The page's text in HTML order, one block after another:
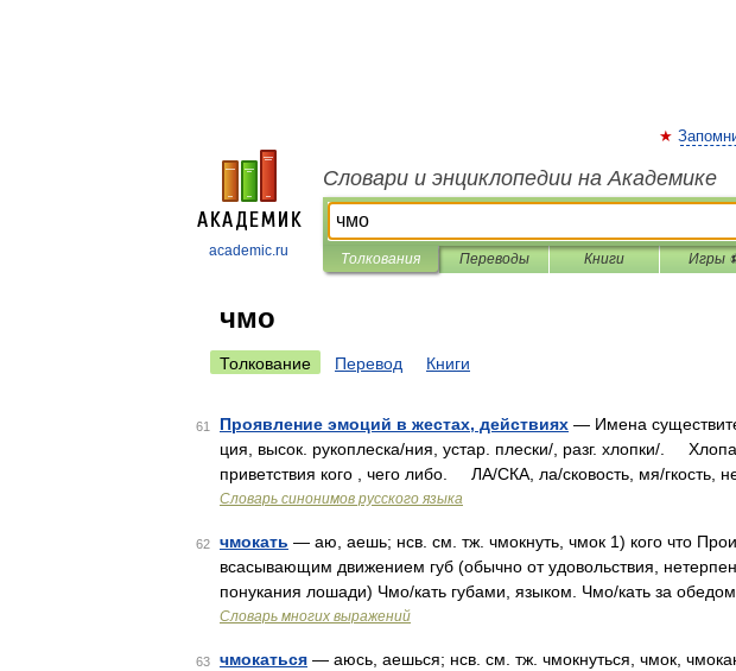
academic.ru
Словари и энциклопедии на Академике
Толкования Переводы Книги Игры
чмо
Толкование Перевод Книги
61 Проявление эмоций в жестах, действиях — Имена
ция, высок. рукоплеска/ния, устар. плески/, разг. хлопки/.
приветствия кого , чего либо. ЛА/СКА, ла/сковость, мя/гкость,
Словарь синонимов русского языка
62 чмокать — аю, аешь; нсв. см. тж. чмокнуть, чмок 1) кого что
всасывающим движением губ (обычно от удовольствия,
понукания лошади) Чмо/кать губами, языком. Чмо/кать за
Словарь многих выражений
63 чмокаться — аюсь, аешься; нсв. см. тж. чмокнуться, чмок,